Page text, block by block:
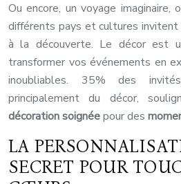
Ou encore, un voyage imaginaire,
différents pays et cultures invitent
à la découverte. Le décor est
transformer vos événements en
inoubliables. 35% des
principalement du décor,
décoration soignéepour des
LA
SECRET POUR